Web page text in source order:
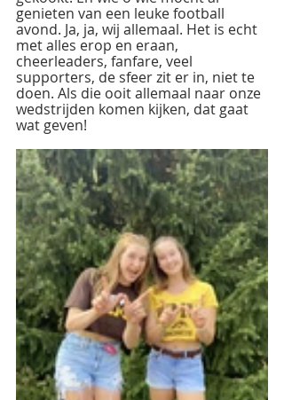
genieten van een leuke football
avond. Ja, ja, wij allemaal. Het is echt
met alles erop en eraan,
cheerleaders, fanfare, veel
supporters, de sfeer zit er in, niet te
doen. Als die ooit allemaal naar onze
wedstrijden komen kijken, dat gaat
wat geven!